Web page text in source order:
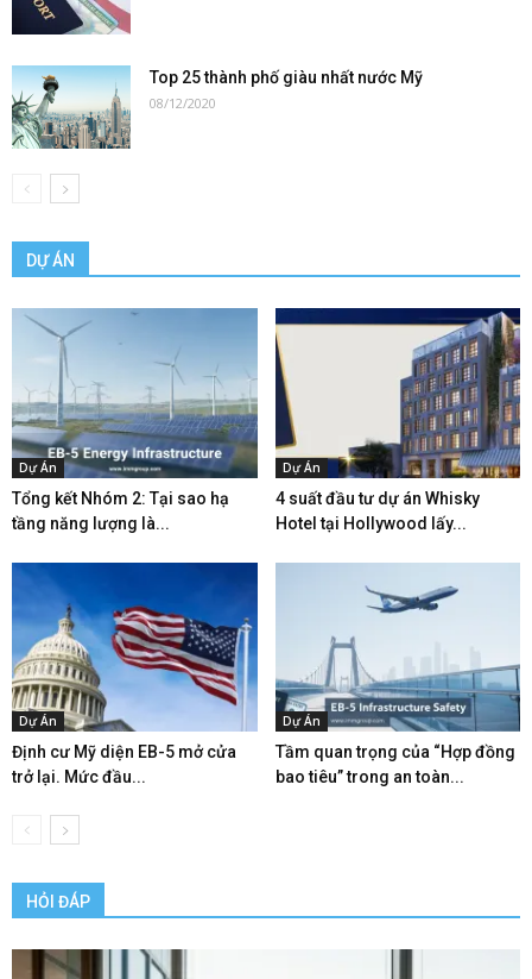
Top 25 thành phố giàu nhất nước Mỹ
08/12/2020
DỰ ÁN
Dự Án
Tổng kết Nhóm 2: Tại sao hạ
tầng năng lượng là...
Dự Án
4 suất đầu tư dự án Whisky
Hotel tại Hollywood lấy...
Dự Án
Định cư Mỹ diện EB-5 mở cửa
trở lại. Mức đầu...
Dự Án
Tầm quan trọng của “Hợp đồng
bao tiêu” trong an toàn...
HỎI ĐÁP